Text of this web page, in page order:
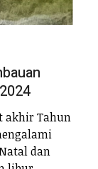
akhir Tahun
dan